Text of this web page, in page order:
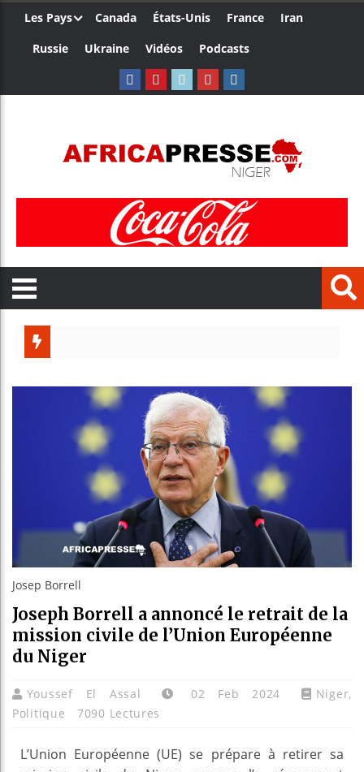
Les Pays Canada États-Unis France
Iran
Russie
Ukraine Vidéos Podcasts
Josep Borrell
Joseph Borrell a annoncé le retrait de la
mission civile de l’Union Européenne
du Niger
Youssef El Assal 02 Feb 2024 Niger,
Politique
7090 Lectures
L’Union Européenne (UE) se prépare à retirer sa